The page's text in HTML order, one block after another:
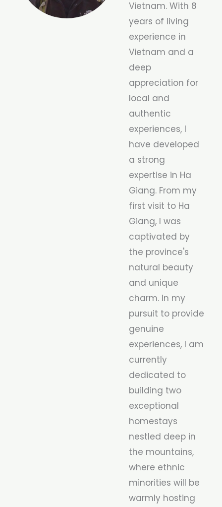
Vietnam. With 8
years of living
experience in
Vietnam and a
deep
appreciation for
local and
authentic
experiences, I
have developed
a strong
expertise in Ha
Giang. From my
first visit to Ha
Giang, I was
captivated by
the province's
natural beauty
and unique
charm. In my
pursuit to provide
genuine
experiences, I am
currently
dedicated to
building two
exceptional
homestays
nestled deep in
the mountains,
where ethnic
minorities will be
warmly hosting